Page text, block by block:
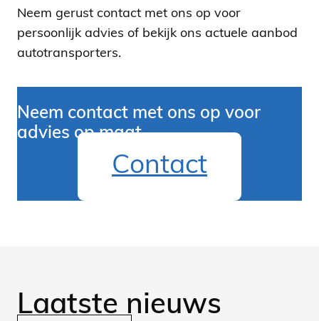
Neem gerust contact met ons op voor
persoonlijk advies of bekijk ons actuele aanbod
autotransporters.
Neem contact met ons op voor
advies op maat
Contact
Laatste nieuws